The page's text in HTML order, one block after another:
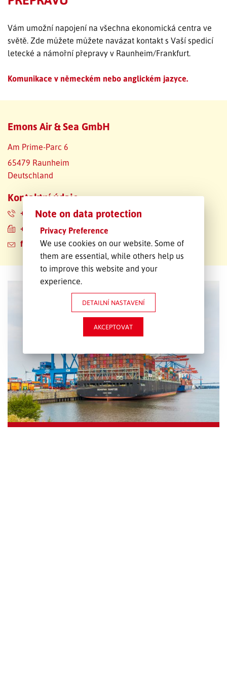
POPTÁVKA PŘEPRAVY
Vám umožní napojení na všechna ekonomická centra ve
světě. Zde můžete můžete navázat kontakt s Vaší spedicí
letecké a námořní přepravy v Raunheim/Frankfurt.
Komunikace v německém nebo anglickém jazyce.
Emons Air & Sea GmbH
Am Prime-Parc 6
65479 Raunheim
Deutschland
Kontaktní údaje
+49 6142 20184-0
+49 6142 20184-99
frankfurt-sales@emons.com
Note on data protection
Privacy Preference
We use cookies on our website. Some of
them are essential, while others help us
to improve this website and your
experience.
DETAILNÍ NASTAVENÍ
AKCEPTOVAT